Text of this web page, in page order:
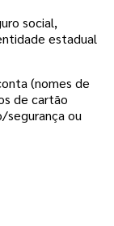
social,
estadual
(nomes de
de cartão
segurança ou